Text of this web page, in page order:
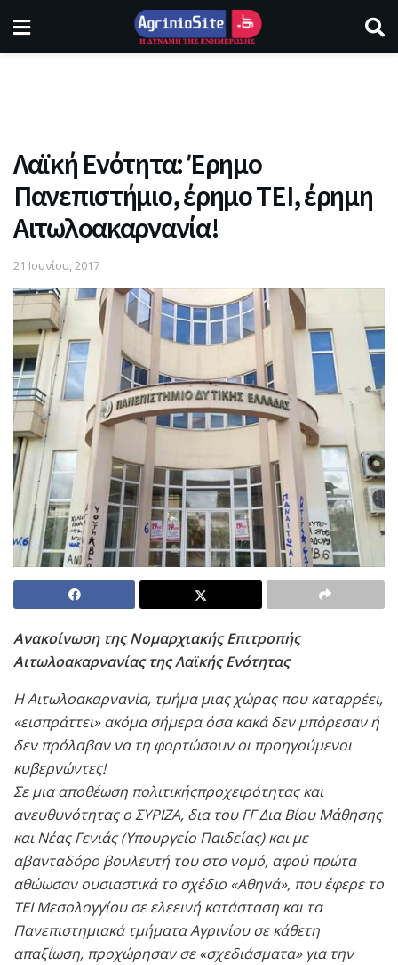
Λαϊκή Ενότητα: Έρημο
Πανεπιστήμιο, έρημο ΤΕΙ, έρημη
Αιτωλοακαρνανία!
21 Ιουνίου, 2017
Ανακοίνωση της Νομαρχιακής Επιτροπής
Αιτωλοακαρνανίας της Λαϊκής Ενότητας
Η Αιτωλοακαρνανία, τμήμα μιας χώρας που καταρρέει,
«εισπράττει» ακόμα σήμερα όσα κακά δεν μπόρεσαν ή
δεν πρόλαβαν να τη φορτώσουν οι προηγούμενοι
κυβερνώντες!
Σε μια αποθέωση πολιτικήςπροχειρότητας και
ανευθυνότητας ο ΣΥΡΙΖΑ, δια του ΓΓ Δια Βίου Μάθησης
και Νέας Γενιάς (Υπουργείο Παιδείας) και με
αβανταδόρο βουλευτή του στο νομό, αφού πρώτα
αθώωσαν ουσιαστικά το σχέδιο «Αθηνά», που έφερε το
ΤΕΙ Μεσολογγίου σε ελεεινή κατάσταση και τα
Πανεπιστημιακά τμήματα Αγρινίου σε κάθετη
απαξίωση, προχώρησαν σε «σχεδιάσματα» για την